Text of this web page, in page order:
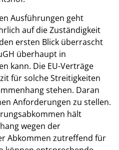
Ausführungen geht
auf die Zuständigkeit
ersten Blick überrascht
überhaupt in
kann. Die EU-Verträge
für solche Streitigkeiten
stehen. Daran
Anforderungen zu stellen.
hält
wegen der
Abkommen zutreffend für